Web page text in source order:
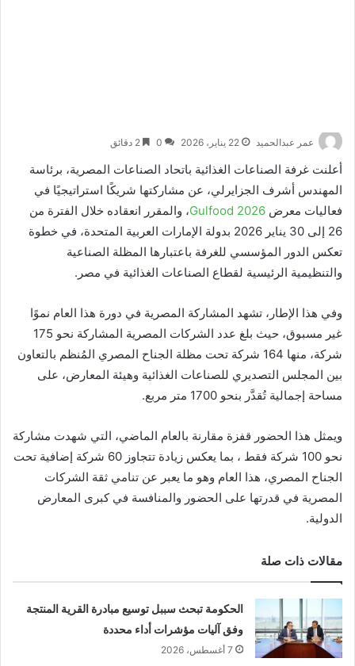
عمر عبدالحميد 22 يناير، 2026 0
أعلنت غرفة الصناعات الغذائية باتحاد الصناعات المصرية، برئاسة
المهندس أشرف الجزايرلي، عن مشاركتها شريكًا استراتيجيًا في
فعاليات معرض Gulfood 2026، والمقرر انعقاده خلال الفترة من
26 إلى 30 يناير 2026 بدولة الإمارات العربية المتحدة، في خطوة
تعكس الدور المؤسسي للغرفة باعتبارها المظلة الصناعية
والتنظيمية الرئيسية لقطاع الصناعات الغذائية في مصر.
وفي هذا الإطار، تشهد المشاركة المصرية في دورة هذا العام نموًا
غير مسبوق، حيث بلغ عدد الشركات المصرية المشاركة نحو 175
شركة، منها 164 شركة تحت مظلة الجناح المصري المُنظم بالتعاون
بين المجلس التصديري للصناعات الغذائية وهيئة المعارض، على
مساحة إجمالية تُقدَّر بنحو 1700 متر مربع.
ويمثل هذا الحضور قفزة مقارنة بالعام الماضي، التي شهدت مشاركة
نحو 100 شركة فقط ، بما يعكس زيادة تتجاوز 60 شركة إضافية تحت
الجناح المصري، هذا العام وهو ما يعبر عن تنامي ثقة الشركات
المصرية في قدرتها على الحضور والمنافسة في كبرى المعارض
الدولية.
مقالات ذات صلة
الحكومة تبحث سببل توسيع مبادرة القرية المنتجة
وفق آليات مؤشرات أداء محددة
7 أغسطس، 2026